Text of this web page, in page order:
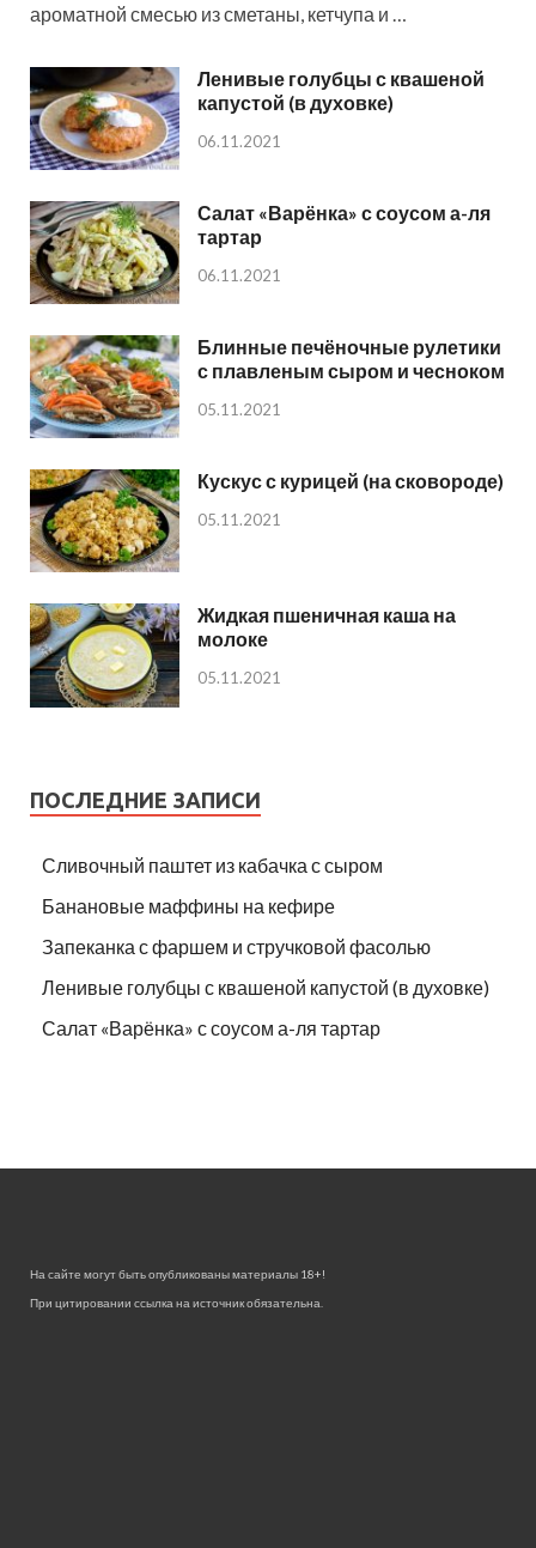
ароматной смесью из сметаны, кетчупа и …
Ленивые голубцы с квашеной
капустой (в духовке)
06.11.2021
Салат «Варёнка» с соусом а-ля
тартар
06.11.2021
Блинные печёночные рулетики
с плавленым сыром и чесноком
05.11.2021
Кускус с курицей (на сковороде)
05.11.2021
Жидкая пшеничная каша на
молоке
05.11.2021
ПОСЛЕДНИЕ ЗАПИСИ
Сливочный паштет из кабачка с сыром
Банановые маффины на кефире
Запеканка с фаршем и стручковой фасолью
Ленивые голубцы с квашеной капустой (в духовке)
Салат «Варёнка» с соусом а-ля тартар
На сайте могут быть опубликованы материалы 18+!
При цитировании ссылка на источник обязательна.